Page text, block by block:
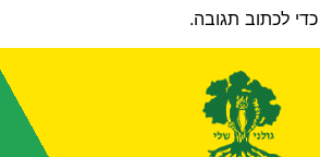
כדי לכתוב תגובה.